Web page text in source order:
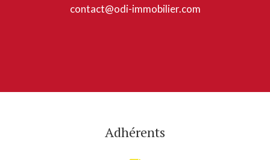
contact@odi-immobilier.com
Adhérents